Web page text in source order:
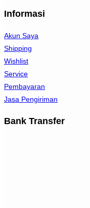
Informasi
Akun Saya
Shipping
Wishlist
Service
Pembayaran
Jasa Pengiriman
Bank Transfer